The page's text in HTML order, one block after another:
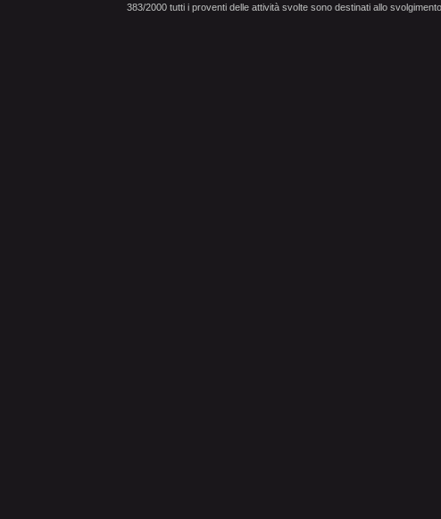
383/2000 tutti i proventi delle attività svolte sono destinati allo